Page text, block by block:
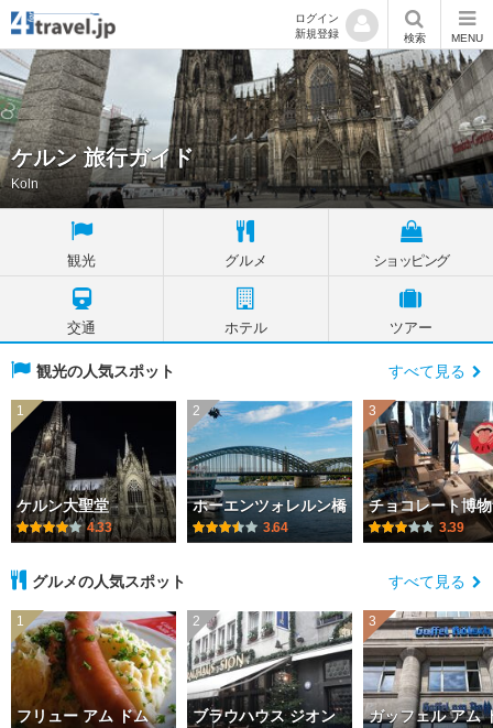
ログイン
新規登録
検索 MENU
ケルン 旅行ガイド
Koln
観光 グルメ ショッピング
交通 ホテル ツアー
観光の人気スポット すべて見る
1
ケルン大聖堂
4.33
2
ホーエンツォレルン橋
3.64
3
チョコレート博
3.39
グルメの人気スポット すべて見る
1
フリュー アム ドム
2
ブラウハウス ジオン
3
ガッフェル アム